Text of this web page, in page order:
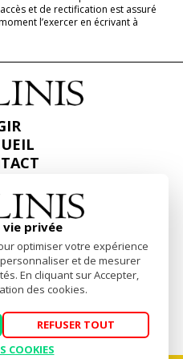
et de rectification est assuré
l’exercer en écrivant à
& BILANS
LinkedinInstagram
de confidentialité
privée
optimiser votre expérience
et de mesurer
En cliquant sur Accepter,
des cookies.
REFUSER TOUT
COOKIES